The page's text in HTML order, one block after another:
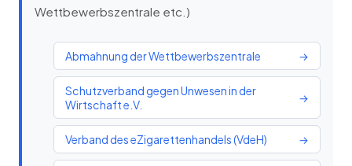
Wettbewerbszentrale etc.)
Abmahnung der Wettbewerbszentrale →
Schutzverband gegen Unwesen in der
Wirtschaft e.V.
→
Verband des eZigarettenhandels (VdeH) →